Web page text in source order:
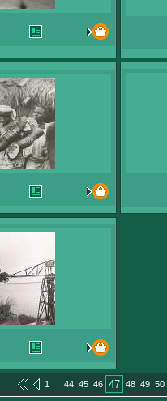
1 ... 44 45 46 47 48 49 50